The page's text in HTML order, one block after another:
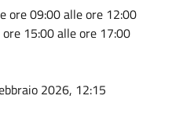
ore 09:00 alle ore 12:00
15:00 alle ore 17:00
2026, 12:15